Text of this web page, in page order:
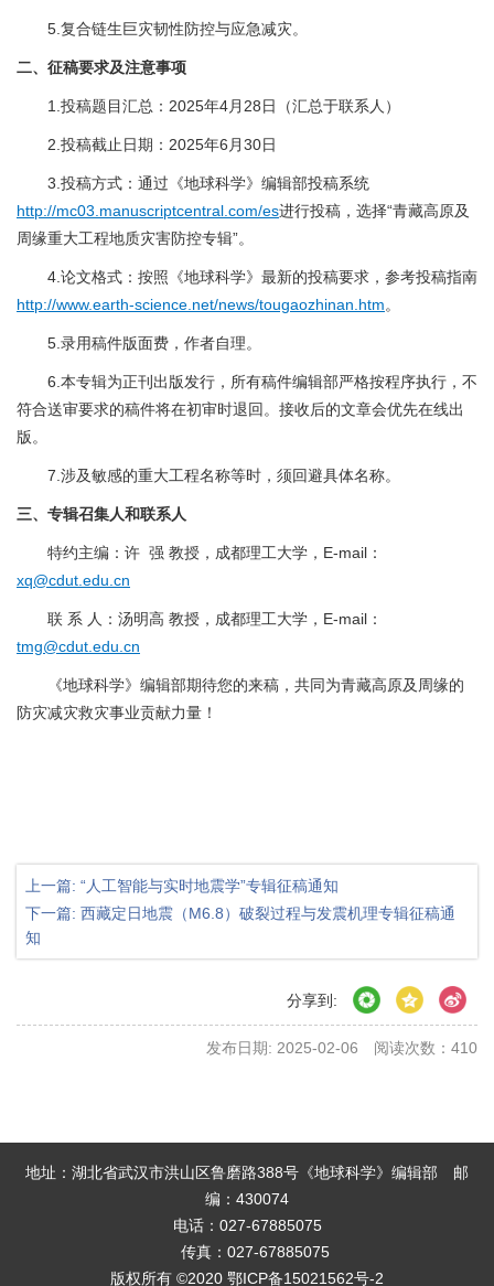
5.复合链生巨灾韧性防控与应急减灾。
二、征稿要求及注意事项
1.投稿题目汇总：2025年4月28日（汇总于联系人）
2.投稿截止日期：2025年6月30日
3.投稿方式：通过《地球科学》编辑部投稿系统
http://mc03.manuscriptcentral.com/es进行投稿，选择“青藏高原及
周缘重大工程地质灾害防控专辑”。
4.论文格式：按照《地球科学》最新的投稿要求，参考投稿指南
http://www.earth-science.net/news/tougaozhinan.htm。
5.录用稿件版面费，作者自理。
6.本专辑为正刊出版发行，所有稿件编辑部严格按程序执行，不
符合送审要求的稿件将在初审时退回。接收后的文章会优先在线出
版。
7.涉及敏感的重大工程名称等时，须回避具体名称。
三、专辑召集人和联系人
特约主编：许 强 教授，成都理工大学，E-mail：
xq@cdut.edu.cn
联 系 人：汤明高 教授，成都理工大学，E-mail：
tmg@cdut.edu.cn
《地球科学》编辑部期待您的来稿，共同为青藏高原及周缘的
防灾减灾救灾事业贡献力量！
上一篇: “人工智能与实时地震学”专辑征稿通知
下一篇: 西藏定日地震（M6.8）破裂过程与发震机理专辑征稿通
知
分享到:
发布日期: 2025-02-06 阅读次数： 410
地址：湖北省武汉市洪山区鲁磨路388号《地球科学》编辑部 邮
编：430074
电话：027-67885075
传真：027-67885075
版权所有 ©2020 鄂ICP备15021562号-2